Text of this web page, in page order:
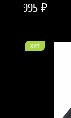
995 ₽
хит